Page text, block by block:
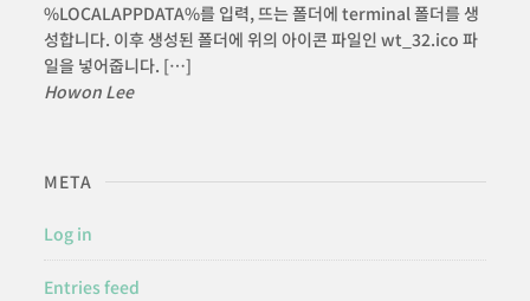
%LOCALAPPDATA%를 입력, 뜨는 폴더에 terminal 폴더를 생
성합니다. 이후 생성된 폴더에 위의 아이콘 파일인 wt_32.ico 파
일을 넣어줍니다. […]
Howon Lee
META
Log in
Entries feed